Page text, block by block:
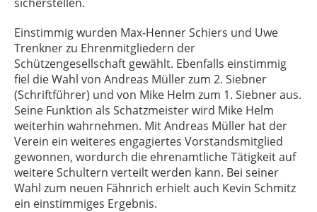
Einstimmig wurden Max-Henner Schiers und Uwe
Trenkner zu Ehrenmitgliedern der
Schützengesellschaft gewählt. Ebenfalls einstimmig
fiel die Wahl von Andreas Müller zum 2. Siebner
(Schriftführer) und von Mike Helm zum 1. Siebner aus.
Seine Funktion als Schatzmeister wird Mike Helm
weiterhin wahrnehmen. Mit Andreas Müller hat der
Verein ein weiteres engagiertes Vorstandsmitglied
gewonnen, wordurch die ehrenamtliche Tätigkeit auf
weitere Schultern verteilt werden kann. Bei seiner
Wahl zum neuen Fähnrich erhielt auch Kevin Schmitz
ein einstimmiges Ergebnis.